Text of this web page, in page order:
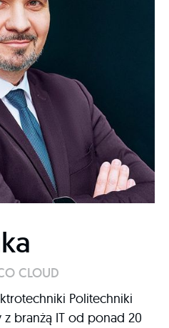
CLOUD
Politechniki
z branżą IT od ponad 20